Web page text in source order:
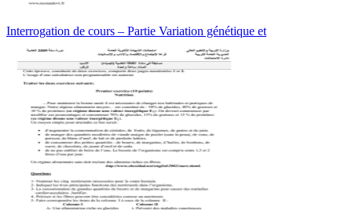
Interrogation de cours – Partie Variation génétique et